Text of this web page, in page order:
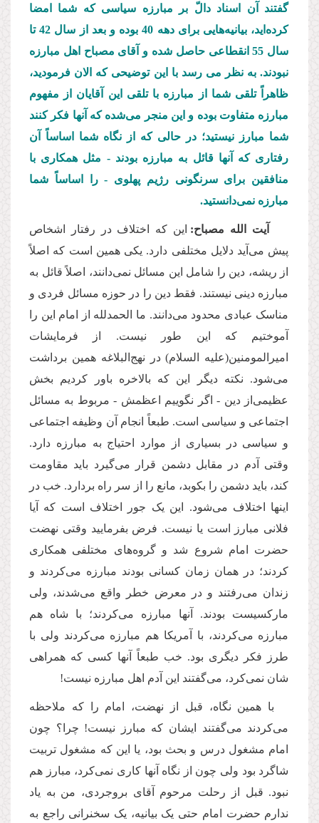
گفتند آن اسناد دالّ بر مبارزه سیاسی که شما امضا
کرده اید، بیانیه
هایی برای دهه 40 بوده و بعد از سال 42 تا
سال 55 انقطاعی حاصل شده و آقای مصباح اهل مبارزه
نبودند. به نظر می رسد با این توضیحی که الان فرمودید،
ظاهراً تلقی شما از مبارزه با تلقی این آقایان از مفهوم
مبارزه متفاوت بوده و این منجر میشده که آنها فکر کنند
شما مبارز نیستید؛ در حالی که از نگاه شما اساساً آن
رفتاری که آنها قائل به مبارزه بودند - مثل همکاری با
منافقین برای سرنگونی رژیم پهلوی - را اساساً شما
مبارزه نمیدانستید.
آیت الله مصباح: این که اختلاف در رفتار اشخاص
پیش می آید دلایل مختلفی دارد. یکی همین است که اصلاً
از ریشه، دین را شامل این مسائل نمیدانند، اصلاً قائل به
مبارزه دینی نیستند. فقط دین را در حوزه مسائل فردی و
مناسک عبادی محدود میدانند. ما الحمدلله از امام این را
آموختیم که این طور نیست. از فرمایشات
امیرالمومنین(علیه السلام) در نهج البلاغه همین برداشت
میشود. نکته دیگر این که بالاخره باور کردیم بخش
عظیمی از دین - اگر نگوییم اعظمش - مربوط به مسائل
اجتماعی و سیاسی است. طبعاً انجام آن وظیفه اجتماعی
و سیاسی در بسیاری از موارد احتیاج به مبارزه دارد.
وقتی آدم در مقابل دشمن قرار میگیرد باید مقاومت
کند، باید دشمن را بکوبد، مانع را از سر راه بردارد. خب در
اینها اختلاف میشود. این یک جور اختلاف است که آیا
فلانی مبارز است یا نیست. فرض بفرمایید وقتی نهضت
حضرت امام شروع شد و گروههای مختلفی همکاری
کردند؛ در همان زمان کسانی بودند مبارزه میکردند و
زندان میرفتند و در معرض خطر واقع میشدند، ولی
مارکسیست بودند. آنها مبارزه میکردند؛ با شاه هم
مبارزه میکردند، با آمریکا هم مبارزه میکردند ولی با
طرز فکر دیگری بود. خب طبعاً آنها کسی که همراهی
شان نمیکرد، میگفتند این آدم اهل مبارزه نیست!
با همین نگاه، قبل از نهضت، امام را که ملاحظه
میکردند میگفتند ایشان که مبارز نیست! چرا؟ چون
امام مشغول درس و بحث بود، یا این که مشغول تربیت
شاگرد بود ولی چون از نگاه آنها کاری نمیکرد، مبارز هم
نبود. قبل از رحلت مرحوم آقای بروجردی، من به یاد
ندارم حضرت امام حتی یک بیانیه، یک سخنرانی راجع به